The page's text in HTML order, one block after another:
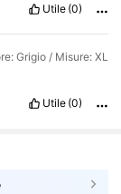
Utile (0)
Grigio / Misure: XL
Utile (0)